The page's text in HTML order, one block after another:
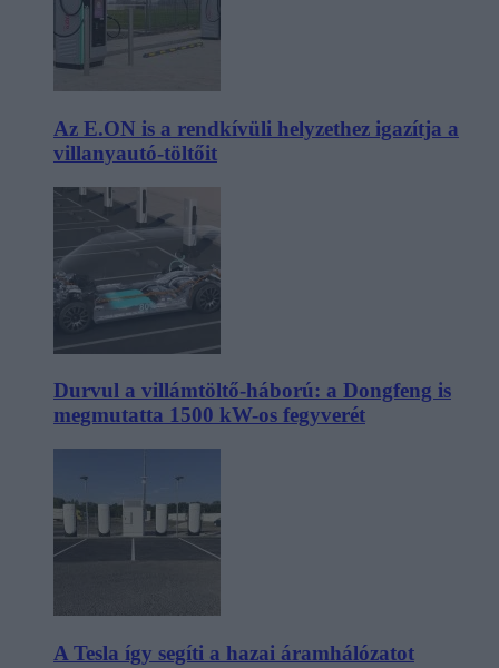
Az E.ON is a rendkívüli helyzethez igazítja a
villanyautó-töltőit
Durvul a villámtöltő-háború: a Dongfeng is
megmutatta 1500 kW-os fegyverét
A Tesla így segíti a hazai áramhálózatot